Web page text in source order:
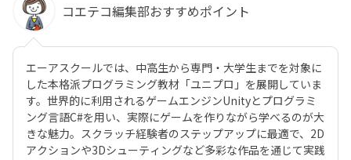
コエテコ編集部おすすめポイント
エーアスクールでは、中高生から専門・大学生までを対象に
した本格派プログラミング教材「ユニプロ」を展開していま
す。世界的に利用されるゲームエンジンUnityとプログラミ
ング言語C#を用い、実際にゲームを作りながら学べるのが大
きな魅力。スクラッチ経験者のステップアップに最適で、2D
アクションや3Dシューティングなど多彩な作品を通じて実践